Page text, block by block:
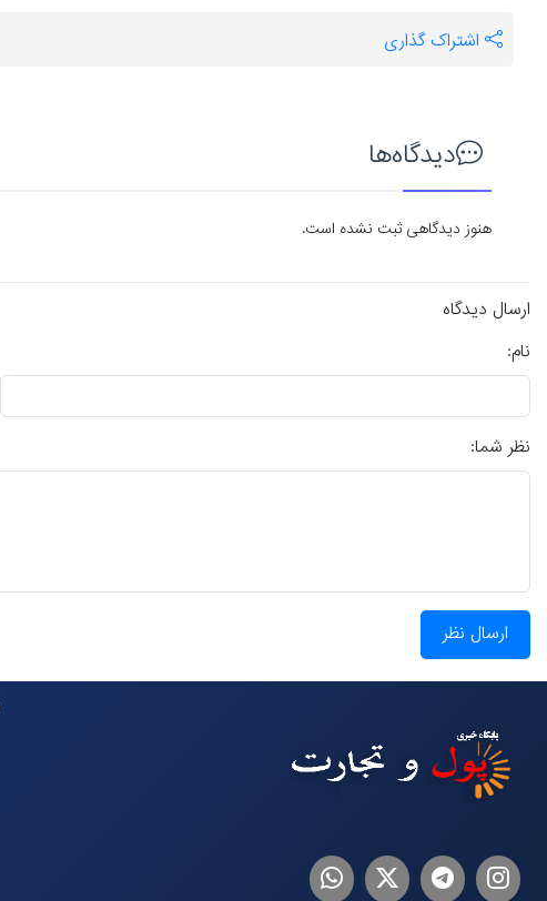
اشتراک گذاری
دیدگاه‌ها
هنوز دیدگاهی ثبت نشده است.
ارسال دیدگاه
نام:
نظر شما:
ارسال نظر
اینستاگرام
تلگرام توییترلینکدین